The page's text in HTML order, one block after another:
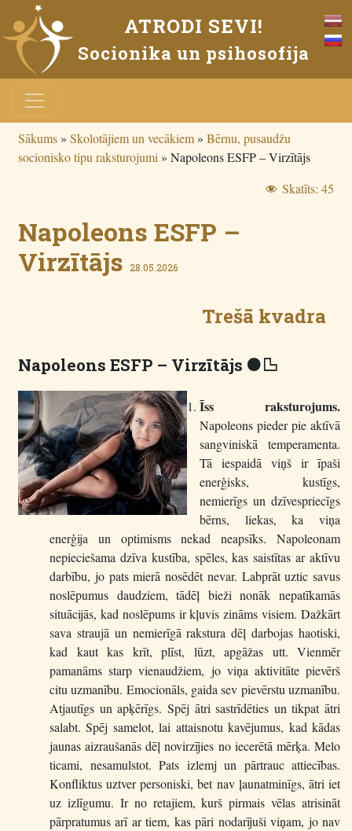
ATRODI SEVI!
Socionika un psihosofija
Sākums» Skolotājiem un vecākiem» Bērnu, pusaudžu
socionisko tipu raksturojumi » Napoleons ESFP – Virzītājs
Skatīts: 45
Napoleons ESFP –
Virzītājs 28.05.2026
Trešā kvadra
Napoleons ESFP – Virzītājs F R
Īss raksturojums.
Napoleons pieder pie aktīvā
sangviniskā temperamenta.
Tā iespaidā viņš ir īpaši
enerģisks, kustīgs,
nemierīgs un dzīvespriecīgs
bērns, liekas, ka viņa
enerģija un optimisms nekad neapsīks. Napoleonam
nepieciešama dzīva kustība, spēles, kas saistītas ar aktīvu
darbību, jo pats mierā nosēdēt nevar. Labprāt uztic savus
noslēpumus daudziem, tādēļ bieži nonāk nepatīkamās
situācijās, kad noslēpums ir kļuvis zināms visiem. Dažkārt
sava straujā un nemierīgā rakstura dēļ darbojas haotiski,
kad kaut kas krīt, plīst, lūzt, apgāžas utt. Vienmēr
pamanāms starp vienaudžiem, jo viņa aktivitāte pievērš
citu uzmanību. Emocionāls, gaida sev pievērstu uzmanību.
Atjautīgs un apķērīgs. Spēj ātri sastrīdēties un tikpat ātri
salabt. Spēj samelot, lai attaisnotu kavējumus, kad kādas
jaunas aizraušanās dēļ novirzījies no iecerētā mērķa. Melo
ticami, nesamulstot. Pats izlemj un pārtrauc attiecības.
Konfliktus uztver personiski, bet nav ļaunatminīgs, ātri iet
uz izlīgumu. Ir no retajiem, kurš pirmais vēlas atrisināt
pārpratumus arī ar tiem, kas pāri nodarījuši viņam, jo nav